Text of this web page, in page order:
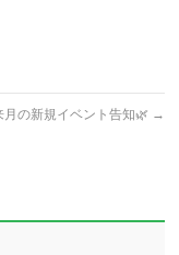
月の新規イベント告知🌿 →